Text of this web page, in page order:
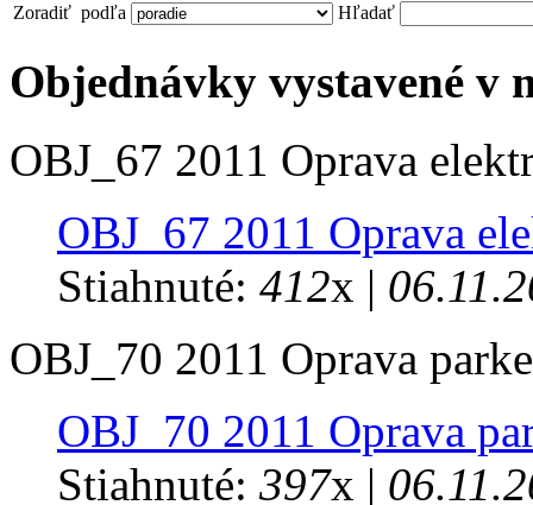
Zoradiť podľa
Hľadať
Objednávky vystavené v
OBJ_67 2011 Oprava
OBJ_67 2011 Oprava
Stiahnuté: 412x |
OBJ_70 2011 Oprava
OBJ_70 2011 Oprava
Stiahnuté: 397x |